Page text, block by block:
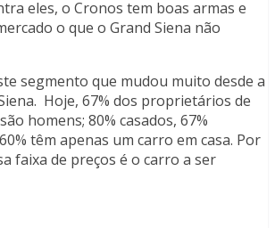
eles, o Cronos tem boas armas e
o que o Grand Siena não
segmento que mudou muito desde a
Hoje, 67% dos proprietários de
homens; 80% casados, 67%
têm apenas um carro em casa. Por
faixa de preços é o carro a ser